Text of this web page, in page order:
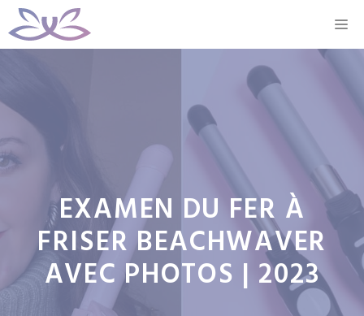
Aller
au
EXAMEN DU FER À
FRISER BEACHWAVER
AVEC PHOTOS | 2023